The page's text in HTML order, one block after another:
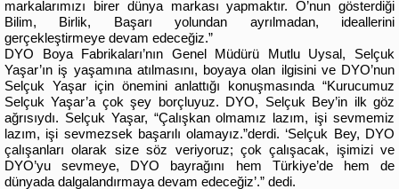
markalarımızı birer dünya markası yapmaktır. O’nun gösterdiği
Bilim, Birlik, Başarı yolundan ayrılmadan, ideallerini
gerçekleştirmeye devam edeceğiz.”
DYO Boya Fabrikaları’nın Genel Müdürü Mutlu Uysal, Selçuk
Yaşar’ın iş yaşamına atılmasını, boyaya olan ilgisini ve DYO’nun
Selçuk Yaşar için önemini anlattığı konuşmasında “Kurucumuz
Selçuk Yaşar’a çok şey borçluyuz. DYO, Selçuk Bey’in ilk göz
ağrısıydı. Selçuk Yaşar, “Çalışkan olmamız lazım, işi sevmemiz
lazım, işi sevmezsek başarılı olamayız.”derdi. ‘Selçuk Bey, DYO
çalışanları olarak size söz veriyoruz; çok çalışacak, işimizi ve
DYO’yu sevmeye, DYO bayrağını hem Türkiye’de hem de
dünyada dalgalandırmaya devam edeceğiz’.” dedi.